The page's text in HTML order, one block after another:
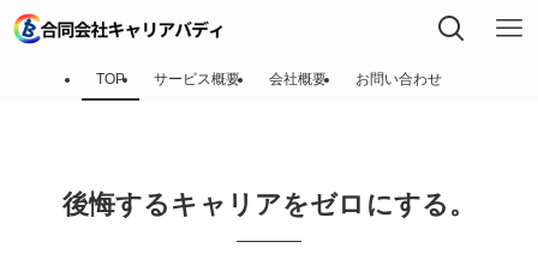
TOP サービス概要 会社概要 お問い合わせ
後悔するキャリアをゼロにする。